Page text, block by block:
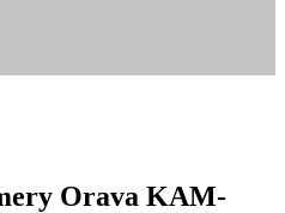
Orava KAM-